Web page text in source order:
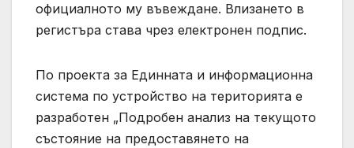
официалното му въвеждане. Влизането в
регистъра става чрез електронен подпис.
По проекта за Единната и информационна
система по устройство на територията е
разработен „Подробен анализ на текущото
състояние на предоставянето на